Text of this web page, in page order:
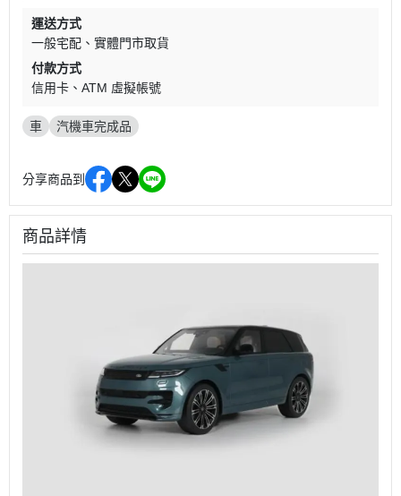
運送方式
一般宅配
實體門市取貨
付款方式
信用卡
ATM 虛擬帳號
車 汽機車完成品
分享商品到
商品詳情